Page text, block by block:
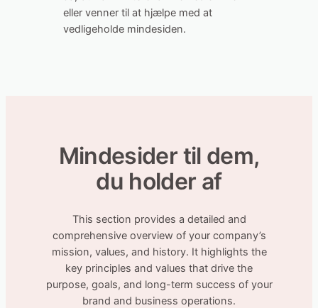
eller venner til at hjælpe med at
vedligeholde mindesiden.
Mindesider til dem,
du holder af
This section provides a detailed and
comprehensive overview of your company’s
mission, values, and history. It highlights the
key principles and values that drive the
purpose, goals, and long-term success of your
brand and business operations.